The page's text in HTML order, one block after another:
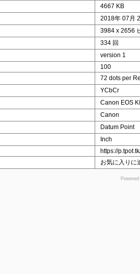
4667 KB
2018年 07月
3984 x 2656
334 回
version 1
100
72 dots per
YCbCr
Canon EOS
Canon
Datum Point
Inch
https://
お気に入りに